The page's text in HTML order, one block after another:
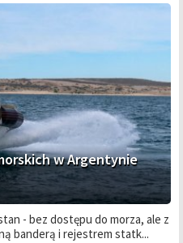
w Argentynie
- bez dostępu do morza, ale z
banderą i rejestrem statk...